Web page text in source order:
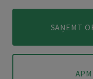
SAŅEMT